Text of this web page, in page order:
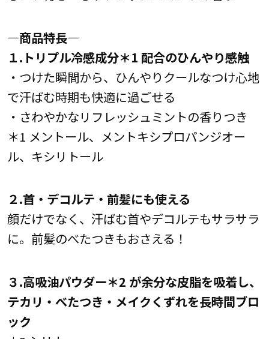
―商品特長―
１.トリプル冷感成分＊1 配合のひんやり感触
・つけた瞬間から、ひんやりクールなつけ心地
で汗ばむ時期も快適に過ごせる
・さわやかなリフレッシュミントの香りつき
＊1 メントール、メントキシプロパンジオー
ル、キシリトール
２.首・デコルテ・前髪にも使える
顔だけでなく、汗ばむ首やデコルテもサラサラ
に。前髪のべたつきもおさえる！
３.高吸油パウダー＊2 が余分な皮脂を吸着し、
テカリ・べたつき・メイクくずれを長時間ブロ
ック